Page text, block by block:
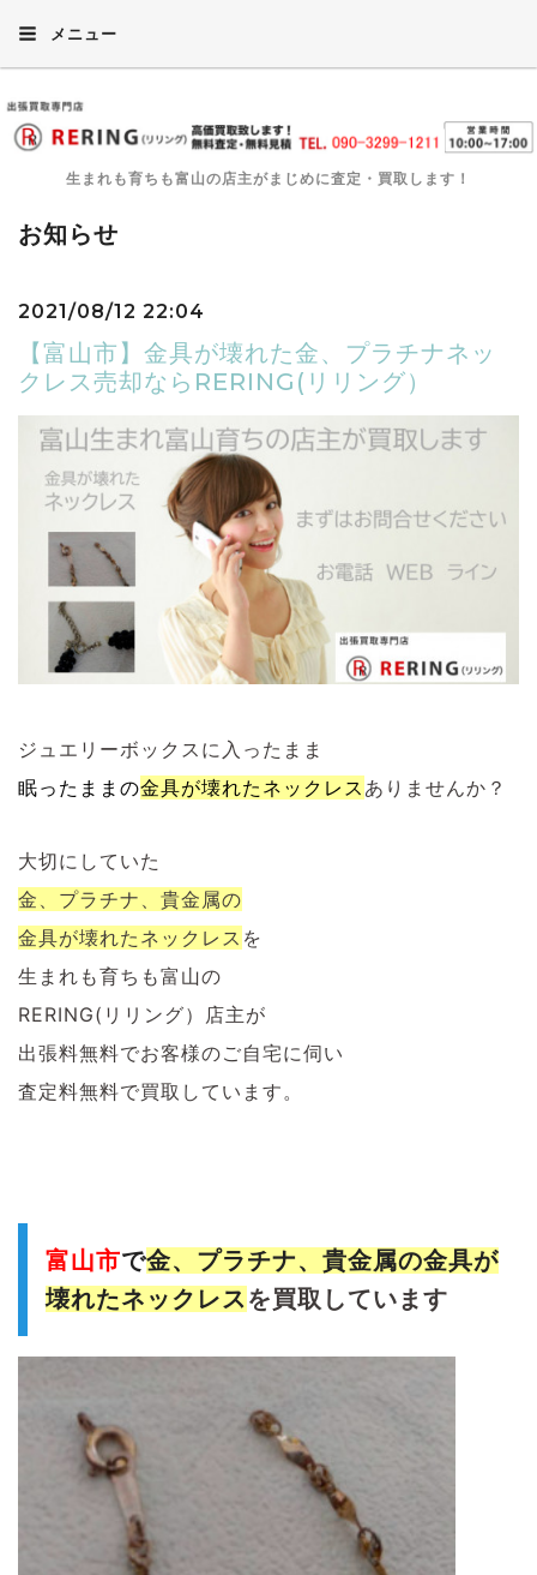
メニュー
生まれも育ちも富山の店主がまじめに査定・買取します！
お知らせ
2021/08/12 22:04
【富山市】金具が壊れた金、プラチナネッ
クレス売却ならRERING(リリング）
ジュエリーボックスに入ったまま
眠ったままの金具が壊れたネックレス ありませんか？
大切にしていた
金、プラチナ、貴金属の
金具が壊れたネックレス を
生まれも育ちも富山の
RERING(リリング）店主が
出張料無料でお客様のご自宅に伺い
査定料無料で買取しています。
富山市で金、プラチナ、貴金属の金具が
壊れたネックレス を買取しています